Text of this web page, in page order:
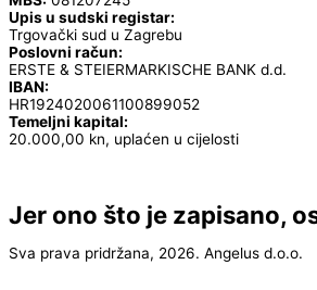
Upis u sudski registar:
Trgovački sud u Zagrebu
Poslovni račun:
ERSTE & STEIERMARKISCHE BANK d.d.
IBAN:
HR1924020061100899052
Temeljni kapital:
20.000,00 kn, uplaćen u cijelosti
Jer ono što je zapisano,
Sva prava pridržana, 2026. Angelus d.o.o.